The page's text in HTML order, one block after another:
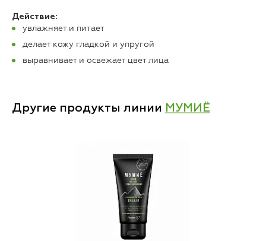
Действие:
увлажняет и питает
делает кожу гладкой и упругой
выравнивает и освежает цвет лица
Другие продукты линии МУМИЁ